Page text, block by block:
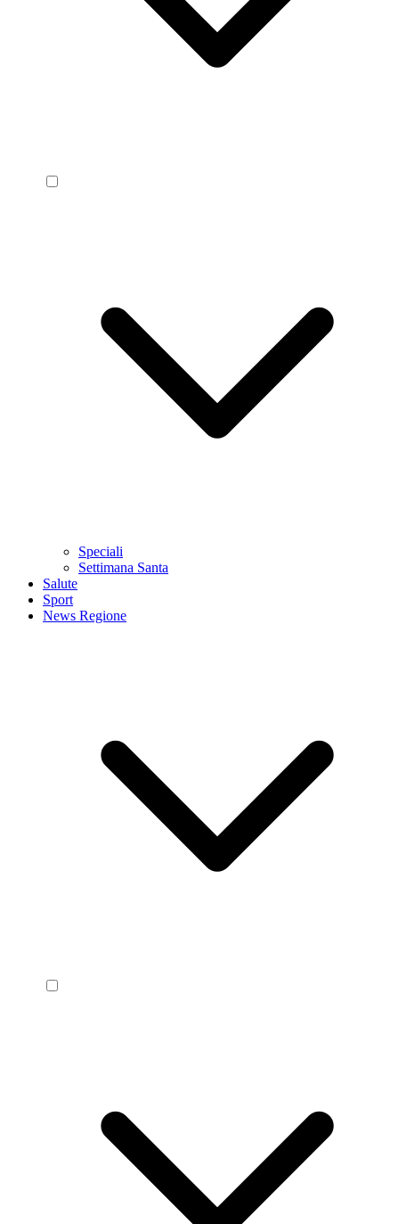
Speciali
Settimana Santa
Salute
Sport
News Regione